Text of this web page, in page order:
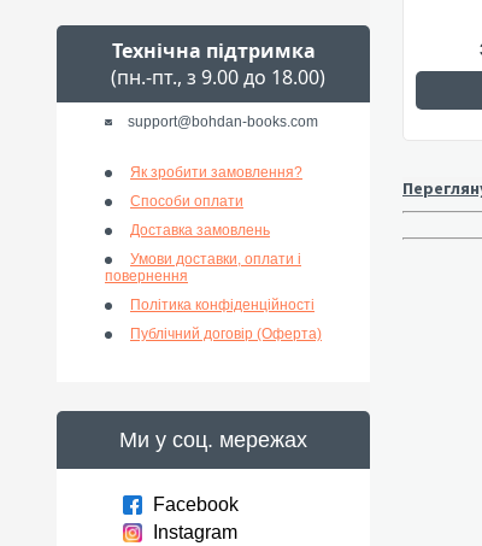
Технічна підтримка
(пн.-пт., з 9.00 до 18.00)
support@bohdan-books.com
Як зробити замовлення?
Способи оплати
Доставка замовлень
Умови доставки, оплати і
повернення
Політика конфіденційності
Публічний договір (Оферта)
Ми у соц. мережах
Facebook
Instagram